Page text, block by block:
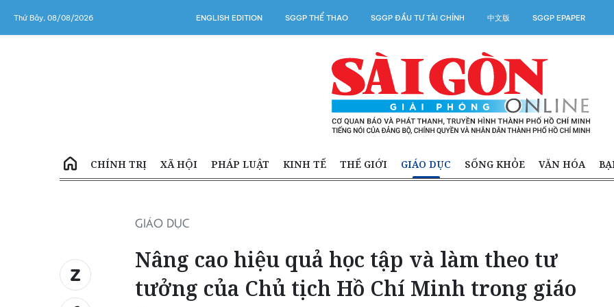
Thứ Bảy, 08/08/2026 ENGLISH EDITION SGGP THỂ THAO SGGP ĐẦU TƯ TÀI CHÍNH 中文版 SGGP EPAPER
CHÍNH TRỊ XÃ HỘI PHÁP LUẬT KINH TẾ THẾ GIỚI GIÁO DỤC SỐNG KHỎE VĂN HÓA
GIÁO DỤC
Nâng cao hiệu quả học tập và làm theo tư
tưởng của Chủ tịch Hồ Chí Minh trong giáo